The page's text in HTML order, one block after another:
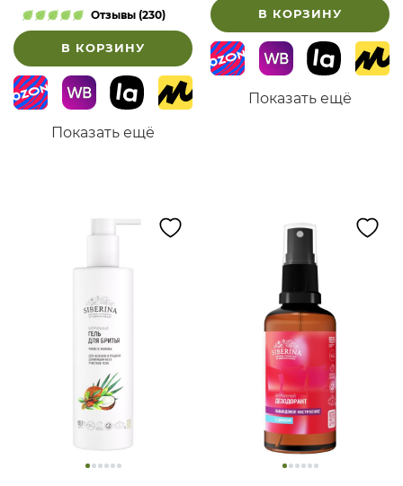
Отзывы (230)
В КОРЗИНУ
Показать ещё
В КОРЗИНУ
Показать ещё